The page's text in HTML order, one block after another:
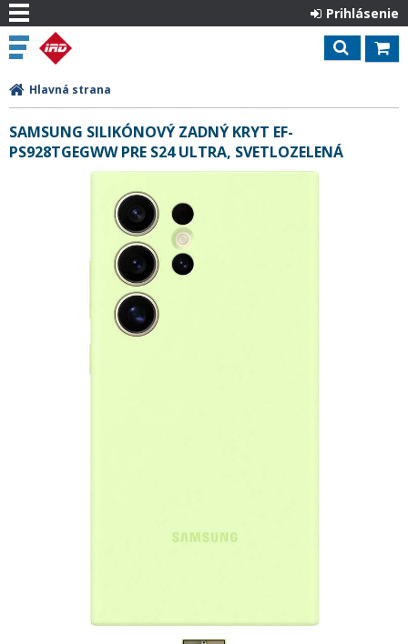
Prihlásenie
Hlavná strana
SAMSUNG SILIKÓNOVÝ ZADNÝ KRYT EF-
PS928TGEGWW PRE S24 ULTRA, SVETLOZELENÁ